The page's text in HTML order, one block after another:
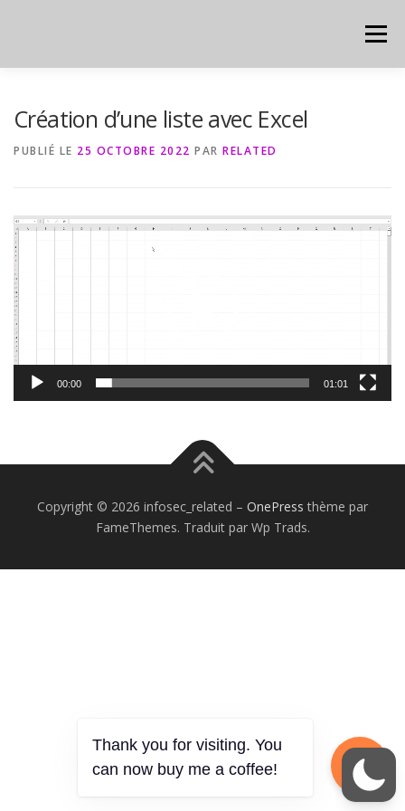
Menu
Création d’une liste avec Excel
PUBLIÉ LE 25 OCTOBRE 2022 PAR RELATED
Lecteur
vidéo
00:00 01:01
Copyright © 2026 infosec_related – OnePress thème par
FameThemes. Traduit par Wp Trads.
Thank you for visiting. You
can now buy me a coffee!